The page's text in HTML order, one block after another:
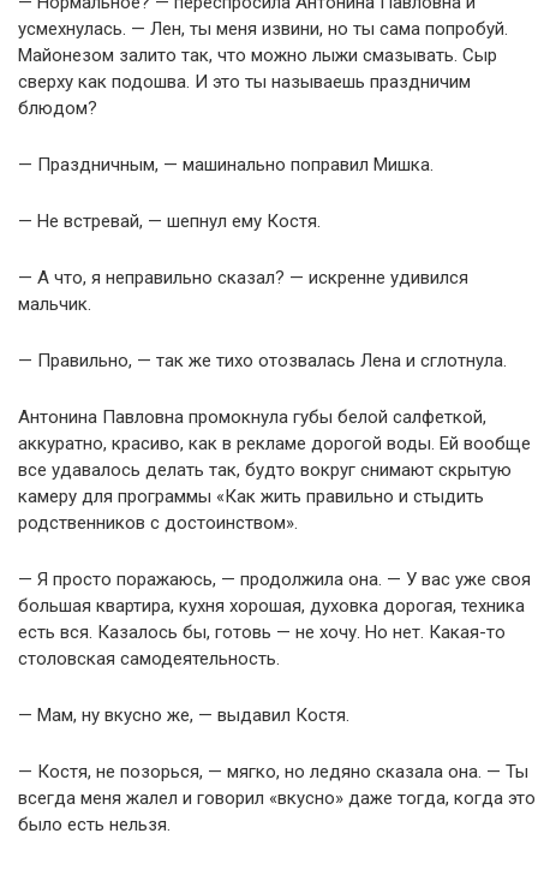
усмехнулась. — Лен, ты меня извини, но ты сама попробуй.
Майонезом залито так, что можно лыжи смазывать. Сыр
сверху как подошва. И это ты называешь праздничим
блюдом?
— Праздничным, — машинально поправил Мишка.
— Не встревай, — шепнул ему Костя.
— А что, я неправильно сказал? — искренне удивился
мальчик.
— Правильно, — так же тихо отозвалась Лена и сглотнула.
Антонина Павловна промокнула губы белой салфеткой,
аккуратно, красиво, как в рекламе дорогой воды. Ей вообще
все удавалось делать так, будто вокруг снимают скрытую
камеру для программы «Как жить правильно и стыдить
родственников с достоинством».
— Я просто поражаюсь, — продолжила она. — У вас уже своя
большая квартира, кухня хорошая, духовка дорогая, техника
есть вся. Казалось бы, готовь — не хочу. Но нет. Какая-то
столовская самодеятельность.
— Мам, ну вкусно же, — выдавил Костя.
— Костя, не позорься, — мягко, но ледяно сказала она. — Ты
всегда меня жалел и говорил «вкусно» даже тогда, когда это
было есть нельзя.